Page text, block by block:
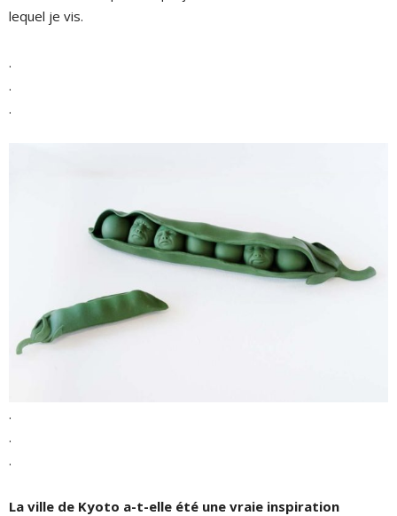
lequel je vis.
.
.
.
.
.
.
La ville de Kyoto a-t-elle été une vraie inspiration